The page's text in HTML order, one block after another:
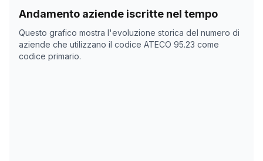
Andamento aziende iscritte nel tempo
Questo grafico mostra l'evoluzione storica del numero di
aziende che utilizzano il codice ATECO 95.23 come
codice primario.
Storico numero di aziende con codice ATECO
Data rilevazione
14/04/2025
2919
19/11/2025